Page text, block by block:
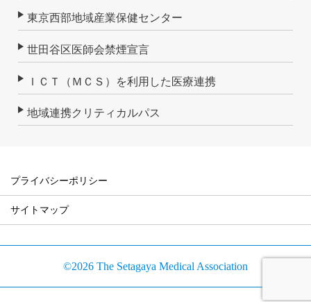
東京西部地域産業保健センター
世田谷区医師会禁煙宣言
ＩＣＴ（ＭＣＳ）を利用した医療連携
地域連携クリティカルパス
プライバシーポリシー
サイトマップ
©2026 The Setagaya Medical Association